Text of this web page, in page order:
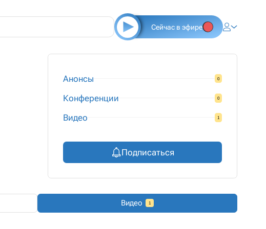
Сейчас в эфире
Анонсы 0
Конференции 0
Видео 1
Подписаться
Видео 1